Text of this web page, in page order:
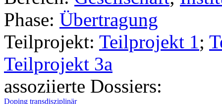
Phase: Übertragung
Teilprojekt: Teilprojekt 1 ;
Teilprojekt 3a
assoziierte Dossiers:
Doping transdisziplinär